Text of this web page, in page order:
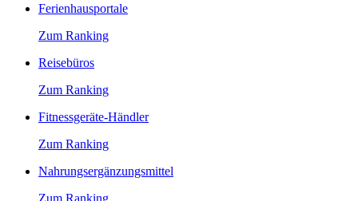
Ferienhausportale
Zum Ranking
Reisebüros
Zum Ranking
Fitnessgeräte-Händler
Zum Ranking
Nahrungsergänzungsmittel
Zum Ranking